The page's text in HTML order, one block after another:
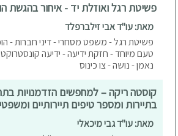
פשיטת רגל ואוזלת יד - איחור בהגשת
מאת: עו"ד אבי זילברפלד
פשיטת רגל - משפט מסחרי - דיני חברות -
טעם מיוחד - חזקת ידיעה - ידיעה
נאמן - נושה - צו כינוס
קוסטה ריקה – למחפשים הזדמנויות
בתיירות ומספר טיפים תיירותיים
מאת: עו"ד גבי מיכאלי